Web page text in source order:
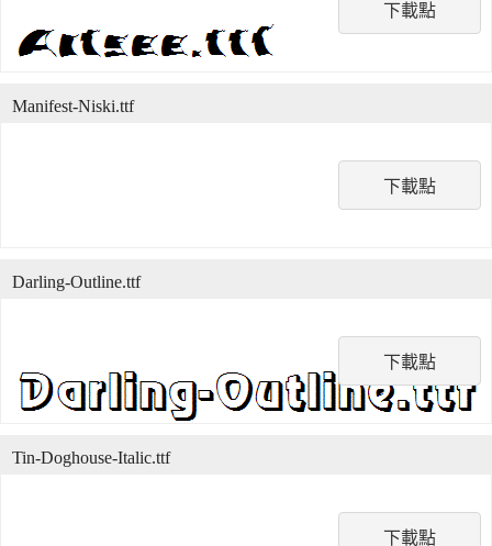
下載點
下載點
Manifest-Niski.ttf
下載點
Darling-Outline.ttf
下載點
Tin-Doghouse-Italic.ttf